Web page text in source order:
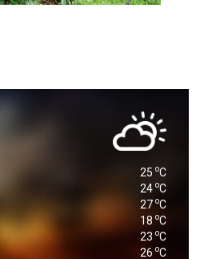
25 oC
24 oC
27 oC
18 oC
23 oC
26 oC